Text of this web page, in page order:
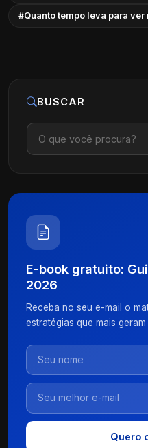
#Quanto tempo leva para
BUSCAR
E-book gratuito:
2026
Receba no seu e-mail o
estratégias que mais
Quero